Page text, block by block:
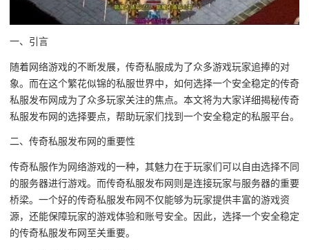
一、引言
随着网络游戏的不断发展，传奇私服成为了众多游戏玩家追捧的对
象。而在这个繁花似锦的私服世界中，如何选择一个安全稳定的传奇
私服发布网成为了众多玩家关注的焦点。本文将为大家详细揭秘传奇
私服发布网的选择要点，帮助玩家们找到一个安全稳定的私服平台。
二、传奇私服发布网的重要性
传奇私服作为网络游戏的一种，其魅力在于玩家们可以自由选择不同
的服务器进行游戏。而传奇私服发布网则是连接玩家与服务器的重要
桥梁。一个好的传奇私服发布网不仅能够为玩家提供丰富的游戏资
源，还能保障玩家的游戏体验和账号安全。因此，选择一个安全稳定
的传奇私服发布网至关重要。